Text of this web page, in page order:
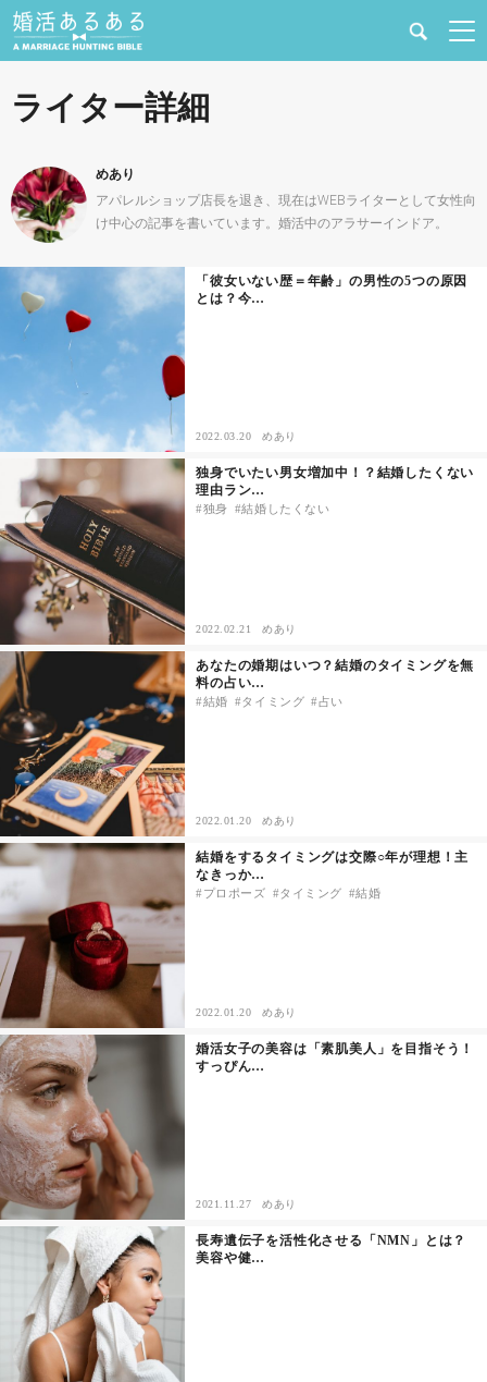
恋愛の悩み
合コン・街コン
マッチングアプリ
結婚相談所
あるある
その他
ドキドキ
仕事とキャリア
特集
占い・診断
ファッション・美容
趣味・旅行
セックスライフ
不倫・だめ男
感動
心の処方箋
カルチャー・トレンド・芸能
驚き
ライター詳細
めあり
アパレルショップ店長を退き、現在はWEBライターとして女性向
け中心の記事を書いています。婚活中のアラサーインドア。
「彼女いない歴＝年齢」の男性の5つの原因
とは？今…
2022.03.20 めあり
独身でいたい男女増加中！？結婚したくない
理由ラン…
独身 結婚したくない
2022.02.21 めあり
あなたの婚期はいつ？結婚のタイミングを無
料の占い…
結婚 タイミング 占い
2022.01.20 めあり
結婚をするタイミングは交際○年が理想！主
なきっか…
プロポーズ タイミング 結婚
2022.01.20 めあり
婚活女子の美容は「素肌美人」を目指そう！
すっぴん…
2021.11.27 めあり
長寿遺伝子を活性化させる「NMN」とは？
美容や健…